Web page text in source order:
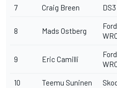
7 Craig Breen
8 Mads Ostberg
9 Eric Camilli
10 Teemu Suninen